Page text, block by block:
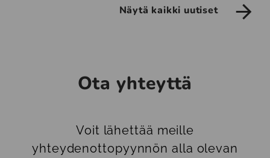
Näytä kaikki uutiset
Ota yhteyttä
Voit lähettää meille
yhteydenottopyynnön alla olevan